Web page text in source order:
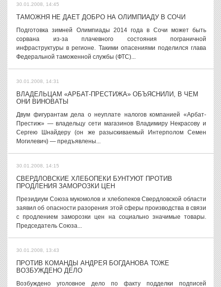
30.01.2008, 14:45
ТАМОЖНЯ НЕ ДАЕТ ДОБРО НА ОЛИМПИАДУ В СОЧИ
Подготовка зимней Олимпиады 2014 года в Сочи может быть
сорвана из-за плачевного состояния пограничной
инфраструктуры в регионе. Такими опасениями поделился глава
Федеральной таможенной службы (ФТС)...
30.01.2008, 14:31
ВЛАДЕЛЬЦАМ «АРБАТ-ПРЕСТИЖА» ОБЪЯСНИЛИ, В ЧЕМ
ОНИ ВИНОВАТЫ
Двум фигурантам дела о неуплате налогов компанией «Арбат-
Престиж» — владельцу сети магазинов Владимиру Некрасову и
Сергею Шнайдеру (он же разыскиваемый Интерполом Семен
Могилевич) — предъявлены...
30.01.2008, 14:15
СВЕРДЛОВСКИЕ ХЛЕБОПЕКИ БУНТУЮТ ПРОТИВ
ПРОДЛЕНИЯ ЗАМОРОЗКИ ЦЕН
Президиум Союза мукомолов и хлебопеков Свердловской области
заявил об опасности разорения этой сферы производства в связи
с продлением заморозки цен на социально значимые товары.
Председатель Союза...
30.01.2008, 13:43
ПРОТИВ КОМАНДЫ АНДРЕЯ БОГДАНОВА ТОЖЕ
ВОЗБУЖДЕНО ДЕЛО
Возбуждено уголовное дело по факту подделки подписей